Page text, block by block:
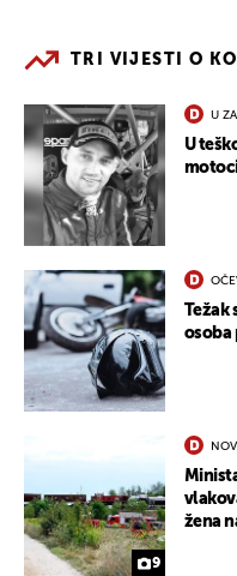
TRI VIJESTI O
U
U
Težak
osoba
9
žena